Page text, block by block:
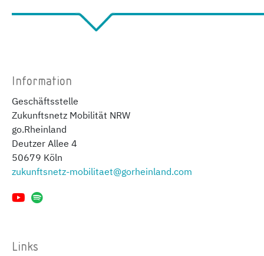
Information
Geschäftsstelle
Zukunftsnetz Mobilität NRW
go.Rheinland
Deutzer Allee 4
50679 Köln
zukunftsnetz-mobilitaet@gorheinland.com
Links